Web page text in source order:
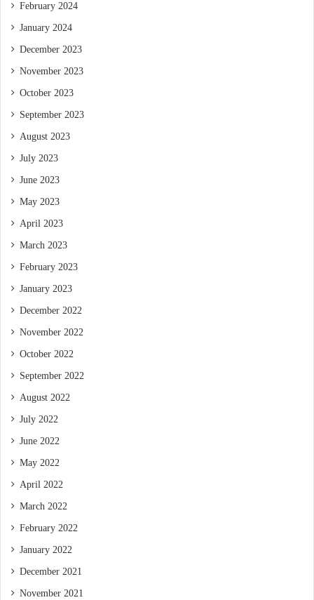
February 2024
January 2024
December 2023
November 2023
October 2023
September 2023
August 2023
July 2023
June 2023
May 2023
April 2023
March 2023
February 2023
January 2023
December 2022
November 2022
October 2022
September 2022
August 2022
July 2022
June 2022
May 2022
April 2022
March 2022
February 2022
January 2022
December 2021
November 2021